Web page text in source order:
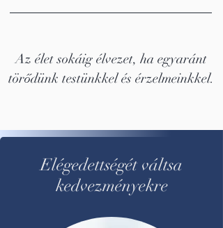
Az élet sokáig élvezet, ha egyaránt
törődünk testünkkel és érzelmeinkkel.
Elégedettségét váltsa
kedvezményekre